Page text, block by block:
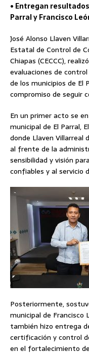
• Entregan
Parral y Francisco
José Alonso Llaven
Estatal de Control de
Chiapas (CECCC),
evaluaciones de
de los municipios de El
compromiso de seguir
En un primer acto se
municipal de El Parral,
donde Llaven Villarreal
al frente de la
sensibilidad y visión
confiables y al servicio
Posteriormente,
municipal de Francisco
también hizo entrega
certificación y control
en el fortalecimiento